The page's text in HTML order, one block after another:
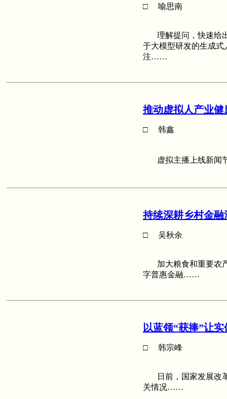
□ 喻思南
理解提问，快速给
于大模型研发的生成
注……
推动虚拟人产业健
□ 韩鑫
虚拟主播上线新闻
持续深耕乡村金融
□ 吴秋余
加大粮食和重要农产
字普惠金融……
以蓝领“获捧”让实
□ 韩宗峰
日前，国家发展改革
关情况……